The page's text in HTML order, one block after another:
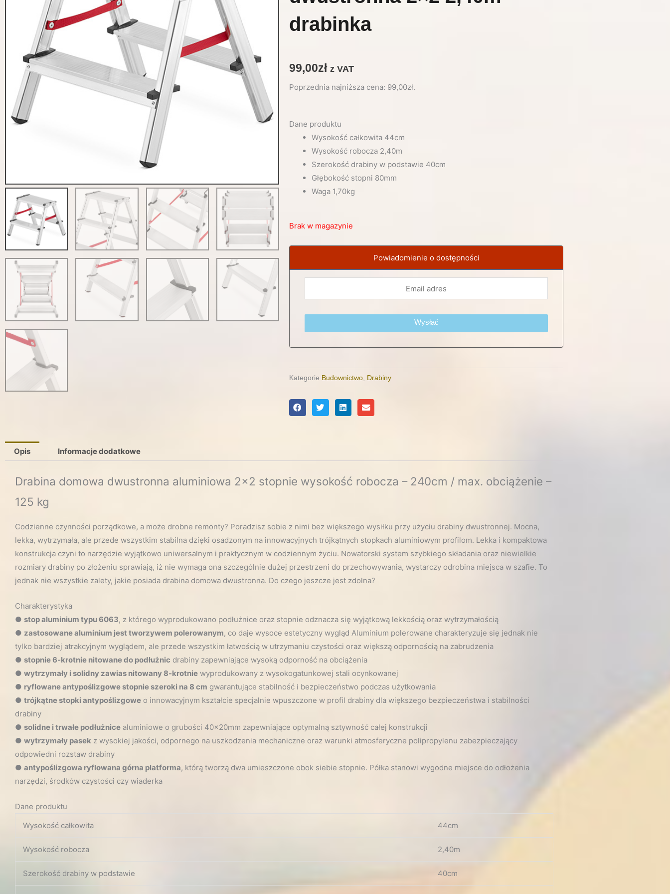
drabinka
99,00zł z VAT
Poprzednia najniższa cena: 99,00zł.
Dane produktu
Wysokość całkowita 44cm
Wysokość robocza 2,40m
Szerokość drabiny w podstawie 40cm
Głębokość stopni 80mm
Waga 1,70kg
Brak w magazynie
Powiadomienie o dostępności
Wysłać
Kategorie Budownictwo Drabiny
Opis Informacje dodatkowe
Drabina domowa dwustronna aluminiowa 2×2 stopnie wysokość robocza – 240cm / max. obciążenie –
125 kg
Codzienne czynności porządkowe, a może drobne remonty? Poradzisz sobie z nimi bez większego wysiłku przy użyciu drabiny dwustronnej. Mocna,
lekka, wytrzymała, ale przede wszystkim stabilna dzięki osadzonym na innowacyjnych trójkątnych stopkach aluminiowym profilom. Lekka i kompaktowa
konstrukcja czyni to narzędzie wyjątkowo uniwersalnym i praktycznym w codziennym życiu. Nowatorski system szybkiego składania oraz niewielkie
rozmiary drabiny po złożeniu sprawiają, iż nie wymaga ona szczególnie dużej przestrzeni do przechowywania, wystarczy odrobina miejsca w szafie. To
jednak nie wszystkie zalety, jakie posiada drabina domowa dwustronna. Do czego jeszcze jest zdolna?
Charakterystyka
● stop aluminium typu 6063, z którego wyprodukowano podłużnice oraz stopnie odznacza się wyjątkową lekkością oraz wytrzymałością
● zastosowane aluminium jest tworzywem polerowanym, co daje wysoce estetyczny wygląd Aluminium polerowane charakteryzuje się jednak nie
tylko bardziej atrakcyjnym wyglądem, ale przede wszystkim łatwością w utrzymaniu czystości oraz większą odpornością na zabrudzenia
● stopnie 6-krotnie nitowane do podłużnic drabiny zapewniające wysoką odporność na obciążenia
● wytrzymały i solidny zawias nitowany 8-krotnie wyprodukowany z wysokogatunkowej stali ocynkowanej
● ryflowane antypoślizgowe stopnie szeroki na 8 cm gwarantujące stabilność i bezpieczeństwo podczas użytkowania
● trójkątne stopki antypoślizgowe o innowacyjnym kształcie specjalnie wpuszczone w profil drabiny dla większego bezpieczeństwa i stabilności
drabiny
● solidne i trwałe podłużnice aluminiowe o grubości 40x20mm zapewniające optymalną sztywność całej konstrukcji
● wytrzymały pasek z wysokiej jakości, odpornego na uszkodzenia mechaniczne oraz warunki atmosferyczne polipropylenu zabezpieczający
odpowiedni rozstaw drabiny
● antypoślizgowa ryflowana górna platforma, którą tworzą dwa umieszczone obok siebie stopnie. Półka stanowi wygodne miejsce do odłożenia
narzędzi, środków czystości czy wiaderka
Dane produktu
Wysokość całkowita
44cm
Wysokość robocza 2,40m
Szerokość drabiny w podstawie 40cm